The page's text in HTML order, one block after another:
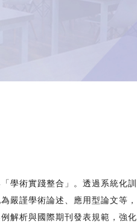
學術實踐整合」。透過系統化訓
嚴謹學術論述、應用型論文等，
解析與國際期刊發表規範，強化